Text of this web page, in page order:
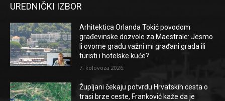
UREDNIČKI IZBOR
Arhitektica Orlanda Tokić povodom
građevinske dozvole za Maestrale: Jesmo
li ovome gradu važni mi građani grada ili
turisti i hotelske kuće?
7. kolovoza 2026.
Župljani čekaju potvrdu Hrvatskih cesta o
trasi brze ceste, Franković kaže da je